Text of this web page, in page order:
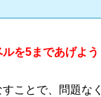
を5まであげよう
すことで、問題な